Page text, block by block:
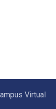
Virtual